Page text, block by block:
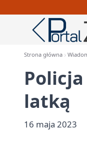
Strona główna
latką
16 maja 2023